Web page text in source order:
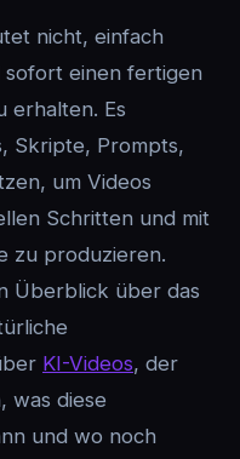
nicht, einfach
einen fertigen
erhalten. Es
Skripte, Prompts,
um Videos
Schritten und mit
zu produzieren.
Überblick über das
KI-Videos, der
was diese
und wo noch